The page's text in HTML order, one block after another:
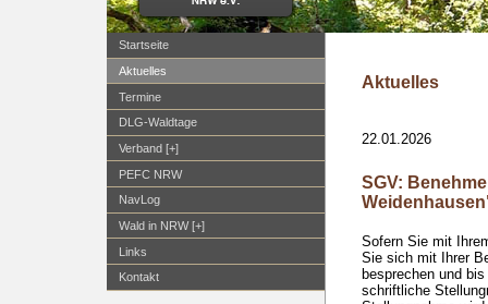
Startseite
Aktuelles
Termine
DLG-Waldtage
Verband [+]
PEFC NRW
NavLog
Wald in NRW [+]
Links
Kontakt
Aktuelles
22.01.2026
SGV:
Sofern Sie mit
Sie sich mit Ihrer
besprechen und
schriftliche